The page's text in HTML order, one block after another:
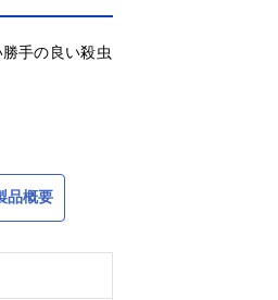
手の良い殺虫
品概要